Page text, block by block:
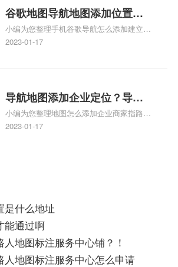
服务中心位置、抖音突然不显示定位了相关
地图标注知识，详情可查看下方正文！
谷歌地图导航地图添加位置？
添加谷歌地图导航位置？
小编为您整理手机谷歌导航怎么添加建立多
人位置、如何在地图，谷歌地图添加公司位
2023-01-17
导航地图添加企业定位？导航
定位企业？
小编为您整理地图怎么添加企业商家指路人
地图标注服务中心铺名称、地图怎么添加企
2023-01-17
是什么地址
能通过啊
地图标注服务中心铺？！
人地图标注服务中心怎么申请